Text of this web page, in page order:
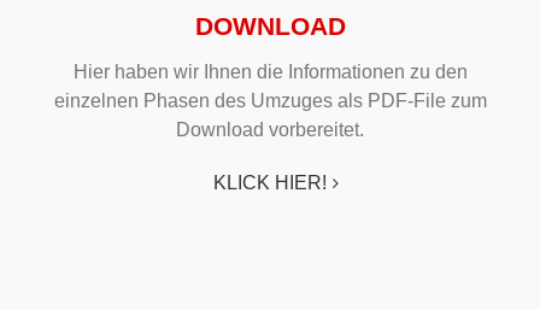
DOWNLOAD
Hier haben wir Ihnen die Informationen zu den
einzelnen Phasen des Umzuges als PDF-File zum
Download vorbereitet.
KLICK HIER!